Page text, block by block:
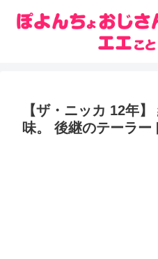
【ザ・ニッカ 12年
味。 後継のテーラー